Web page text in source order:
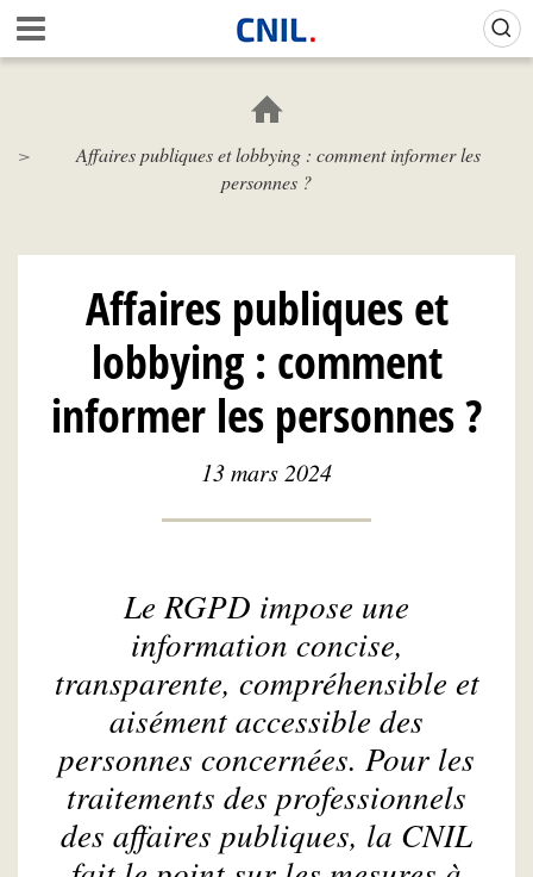
Aller
au
contenu
c
i
N
L
Affaires publiques et lobbying : comment informer les
personnes ?
Affaires publiques et
lobbying : comment
informer les personnes ?
13 mars 2024
Le RGPD impose une
information concise,
transparente, compréhensible et
aisément accessible des
personnes concernées. Pour les
traitements des professionnels
des affaires publiques, la CNIL
Gestion de vos préférences sur les cookies (témoins de connexion)